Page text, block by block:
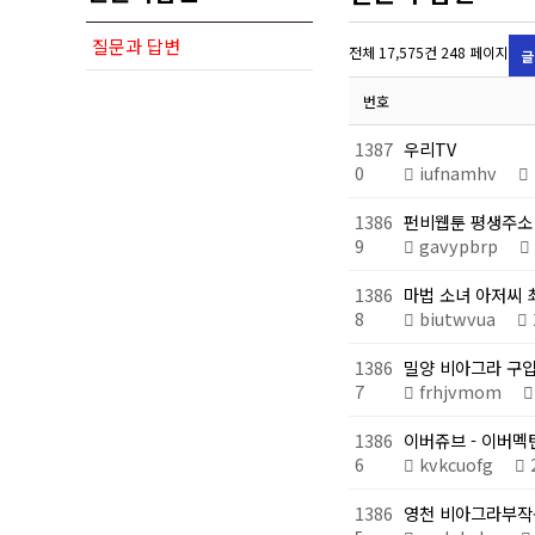
질문과 답변 전체 17,575건 248 페이지
번호
1387
0
우리TV
iufnamhv
1386
9
펀비웹툰 평생주
gavypbrp
1386
8
마법 소녀 아저씨
biutwvua
1386
7
밀양 비아그라 구
frhjvmom
1386
6
이버쥬브 - 이버
kvkcuofg
1386 영천 비아그라부